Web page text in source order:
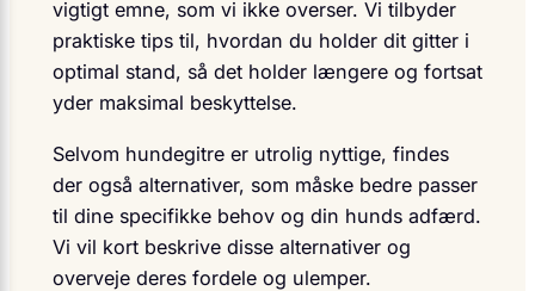
vigtigt emne, som vi ikke overser. Vi tilbyder
praktiske tips til, hvordan du holder dit gitter i
optimal stand, så det holder længere og fortsat
yder maksimal beskyttelse.
Selvom hundegitre er utrolig nyttige, findes
der også alternativer, som måske bedre passer
til dine specifikke behov og din hunds adfærd.
Vi vil kort beskrive disse alternativer og
overveje deres fordele og ulemper.